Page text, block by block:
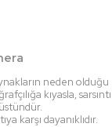
neden olduğu
kıyasla, sarsıntı
karşı dayanıklıdır.